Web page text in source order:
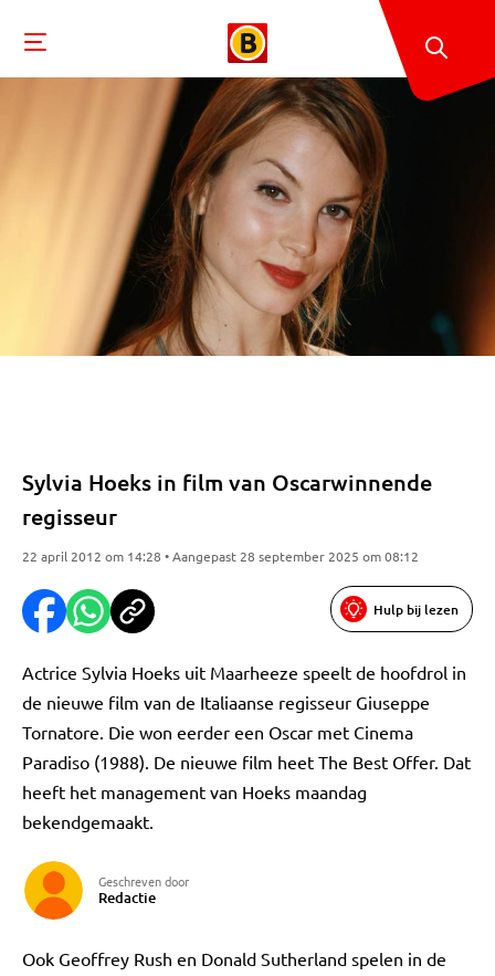
Sylvia Hoeks in film van Oscarwinnende
regisseur
22 april 2012 om 14:28 • Aangepast 28 september 2025 om 08:12
Hulp bij lezen
Actrice Sylvia Hoeks uit Maarheeze speelt de hoofdrol in
de nieuwe film van de Italiaanse regisseur Giuseppe
Tornatore. Die won eerder een Oscar met Cinema
Paradiso (1988). De nieuwe film heet The Best Offer. Dat
heeft het management van Hoeks maandag
bekendgemaakt.
Geschreven door
Redactie
Ook Geoffrey Rush en Donald Sutherland spelen in de